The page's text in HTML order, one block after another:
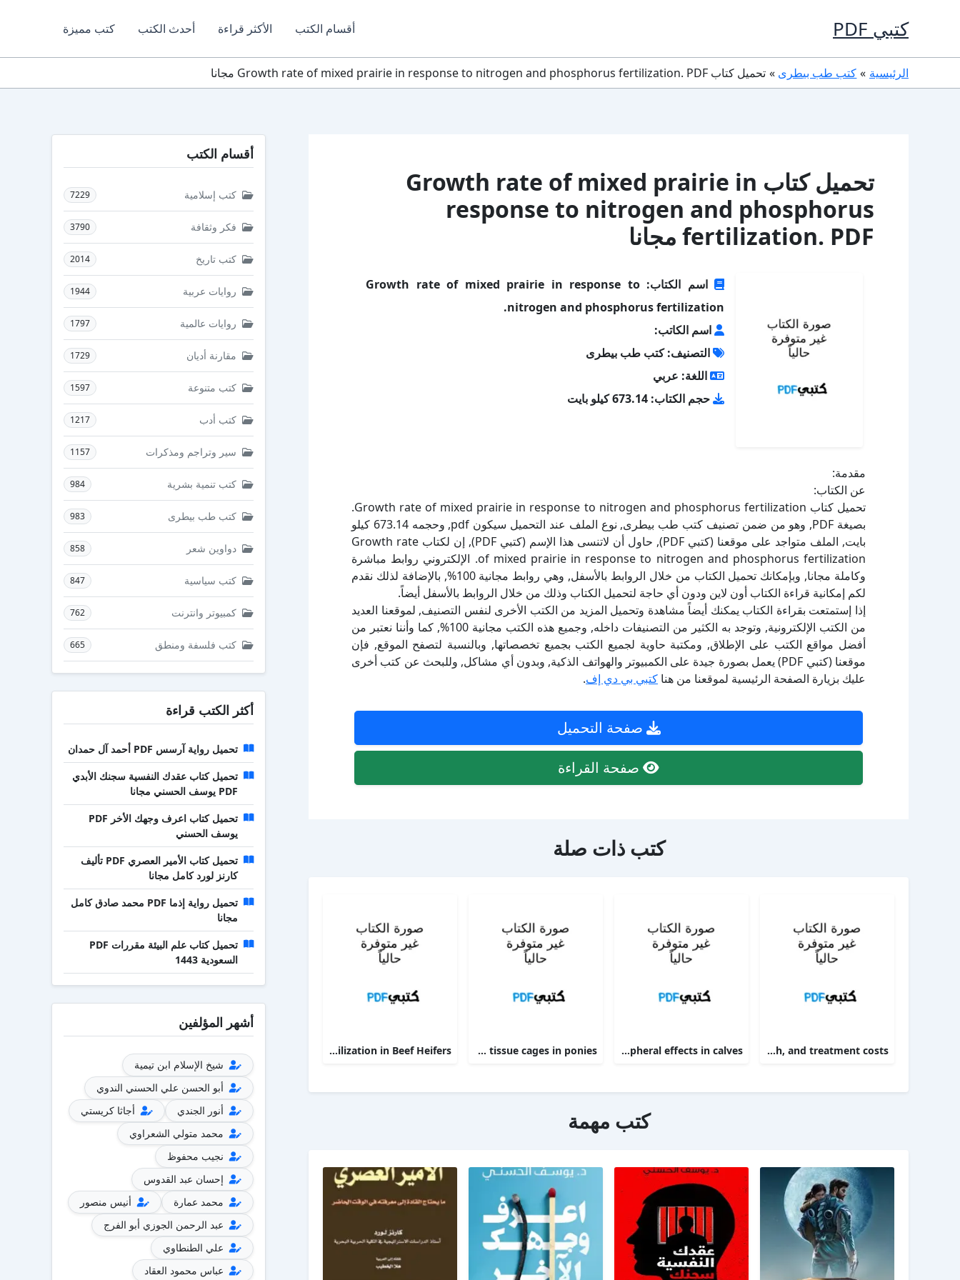
كتبي PDF أقسام الكتب الأكثر قراءة أحدث الكتب كتب مميزة
الرئيسية كتب طب بيطرى تحميل كتاب Growth rate of mixed prairie in response to nitrogen and phosphorus fertilization. PDF مجانا
تحميل كتاب Growth rate of mixed prairie in
response to nitrogen and phosphorus
fertilization. PDF مجانا
اسم الكتاب: Growth rate of mixed prairie in response to
nitrogen and phosphorus fertilization.
اسم الكاتب:
التصنيف: كتب طب بيطرى
اللغة: عربي
حجم الكتاب: 673.14 كيلو بايت
مقدمة:
عن الكتاب:
تحميل كتاب Growth rate of mixed prairie in response to nitrogen and phosphorus fertilization.
بصيغة PDF, وهو من ضمن تصنيف كتب طب بيطرى, نوع الملف عند التحميل سيكون pdf, وحجمه 673.14 كيلو
بايت, الملف متواجد على موقعنا (كتبي PDF), حاول أن لاتنسى هذا الإسم (كتبي PDF), إن لكتاب Growth rate
of mixed prairie in response to nitrogen and phosphorus fertilization. الإلكتروني روابط مباشرة
وكاملة مجانا, وبإمكانك تحميل الكتاب من خلال الروابط بالأسفل, وهي روابط مجانية 100%, بالإضافة لذلك نقدم
لكم إمكانية قراءة الكتاب أون لاين ودون أي حاجة لتحميل الكتاب وذلك من خلال الروابط بالأسفل أيضاً.
إذا إستمتعت بقراءة الكتاب يمكنك أيضاً مشاهدة وتحميل المزيد من الكتب الأخرى لنفس التصنيف, لموقعنا العديد
من الكتب الإلكترونية, وتوجد به الكثير من التصنيفات داخله, وجميع هذه الكتب مجانية 100%, كما وأننا نعتبر من
أفضل مواقع الكتب على الإطلاق, ومكتبة حاوية لجميع الكتب بجميع تخصصاتها, وبالنسبة لتصفح الموقع, فإن
موقعنا (كتبي PDF) يعمل بصورة جيدة على الكمبيوتر والهواتف الذكية, وبدون أي مشاكل, وللبحث عن كتب أخرى
عليك بزيارة الصفحة الرئيسية لموقعنا من هنا كتبي بي دي إف.
صفحة التحميل
صفحة القراءة
كتب ذات صلة
Targeting therapy to minimize antimicrobial use in preweaned calves effects on health, growth, and treatment costs
The alpha 2-adrenoceptor agonists xylazine and guanfacine exert different central nervous system, but comparable peripheral effects in calves
Clinical efficacy of intravenous administration of marbofloxacin in a Staphylococcus aureus infection in tissue cages in ponies
Phosphorus Deficiency Metabolism and Food Utilization in Beef Heifers
كتب مهمة
أقسام الكتب
كتب إسلامية 7229
فكر وثقافة 3790
كتب تاريخ 2014
روايات عربية 1944
روايات عالمية 1797
مقارنة أديان 1729
كتب متنوعة 1597
كتب أدب 1217
سير وتراجم ومذكرات 1157
كتب تنمية بشرية 984
كتب طب بيطرى 983
دواوين شعر 858
كتب سياسية 847
كمبيوتر وانترنت 762
كتب فلسفة ومنطق 665
أكثر الكتب قراءة
تحميل رواية آرسس PDF أحمد آل حمدان
تحميل كتاب عقدك النفسية سجنك الأبدي
PDF يوسف الحسني مجانا
تحميل كتاب اعرف وجهك الأخر PDF
يوسف الحسني
تحميل كتاب الأمير العصري PDF تأليف
كارنز لورد كامل مجانا
تحميل رواية إذما PDF محمد صادق كامل
مجانا
تحميل كتاب علم البيئة مقررات PDF
السعودية 1443
أشهر المؤلفين
شيخ الإسلام ابن تيمية
أبو الحسن علي الحسني الندوي
أنور الجندي
أجاثا كريستي
محمد متولي الشعراوي
نجيب محفوظ
إحسان عبد القدوس
محمد عمارة
أنيس منصور
عبد الرحمن الجوزي أبو الفرج
علي الطنطاوي
عباس محمود العقاد